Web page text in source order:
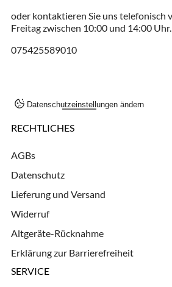
oder kontaktieren Sie uns telefonisch
Freitag zwischen 10:00 und 14:00 Uhr.
075425589010
Datenschutzeinstellungen ändern
RECHTLICHES
AGBs
Datenschutz
Lieferung und Versand
Widerruf
Altgeräte-Rücknahme
Erklärung zur Barrierefreiheit
SERVICE